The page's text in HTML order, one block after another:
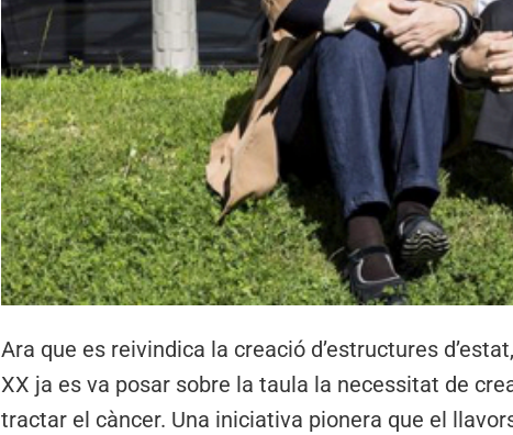
Ara que es reivindica la creació d’estructures
XX ja es va posar sobre la taula la necessitat de
tractar el càncer. Una iniciativa pionera que el